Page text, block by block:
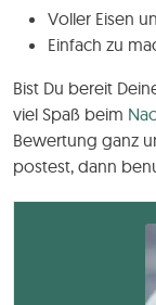
Voller Eisen
Einfach zu
Bist Du bereit
viel Spaß beim
Bewertung ganz
postest, dann